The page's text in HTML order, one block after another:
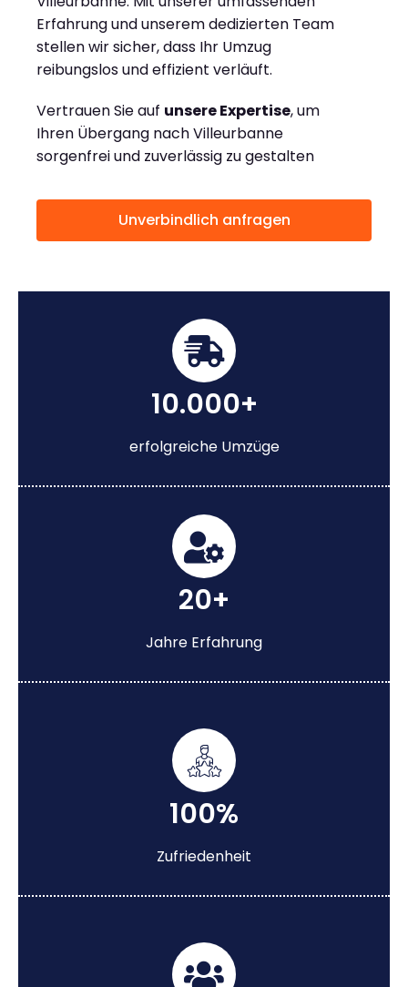
Erfahrung und unserem dedizierten Team
stellen wir sicher, dass Ihr Umzug
reibungslos und effizient verläuft.
Vertrauen Sie auf unsere Expertise, um
Ihren Übergang nach Villeurbanne
sorgenfrei und zuverlässig zu gestalten
Unverbindlich anfragen
10.000+
erfolgreiche Umzüge
20+
Jahre Erfahrung
100%
Zufriedenheit